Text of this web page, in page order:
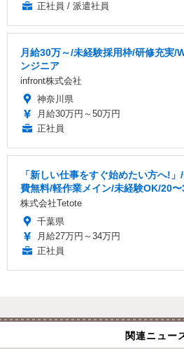
正社員 / 派遣社員
月給30万～/未経験採用枠/研修充実/
ンジニア
infront株式会社
神奈川県
月給30万円～50万円
正社員
「新しい仕事をすぐ始めたい方へ!
費無料/軽作業メイン/未経験OK/20
株式会社Tetote
千葉県
月給27万円～34万円
正社員
関連ニュー